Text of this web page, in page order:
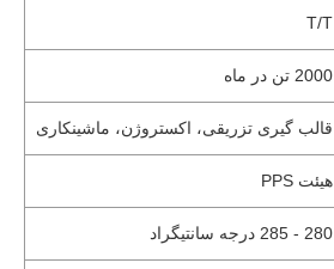
T/T
2000 تن در ماه
قالب گیری تزریقی، اکستروژن، ماشینکاری
هیئت PPS
280 - 285 درجه سانتیگراد